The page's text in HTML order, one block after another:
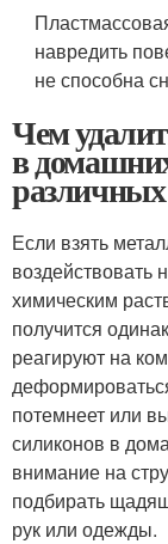
навредить
не способна
Чем
в
различных
Если взять
химическим
получится
реагируют на
потемнеет или
силиконов в
внимание на
подбирать
рук или одежды.